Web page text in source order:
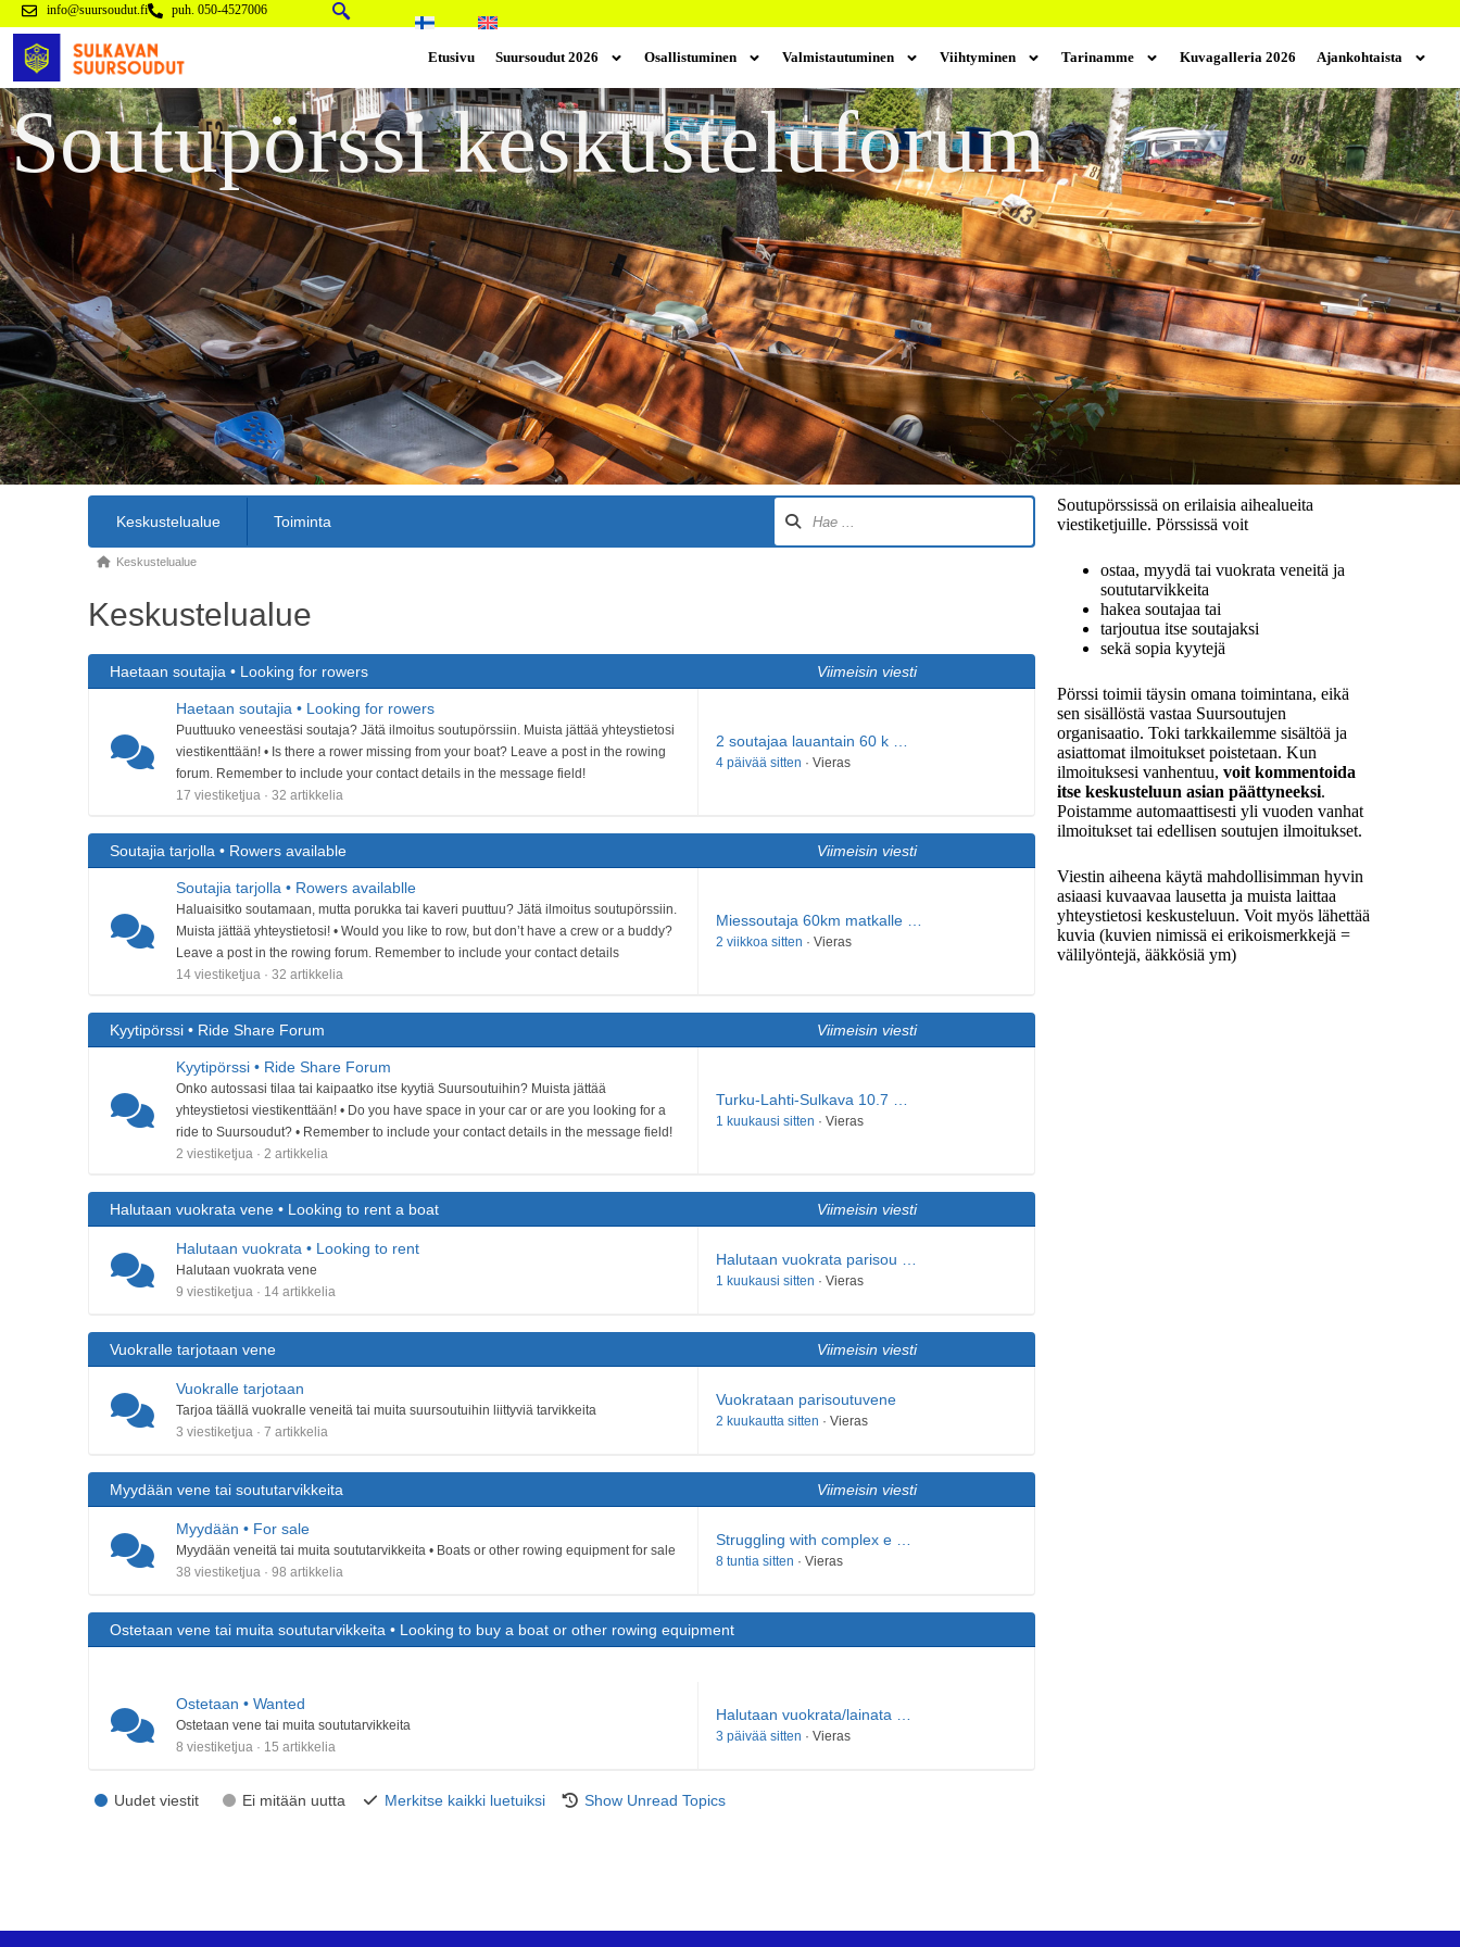
info@suursoudut.fi puh. 050-4527006
Etusivu Suursoudut 2026 Osallistuminen Valmistautuminen Viihtyminen Tarinamme Kuvagalleria 2026 Ajankohtaista
Soutupörssi keskusteluforum
Keskustelualue Toiminta
Keskustelualue
Keskustelualue
Haetaan soutajia • Looking for rowers Viimeisin viesti
Haetaan soutajia • Looking for rowers
Puuttuuko veneestäsi soutaja? Jätä ilmoitus soutupörssiin. Muista jättää yhteystietosi
viestikenttään! • Is there a rower missing from your boat? Leave a post in the rowing
forum. Remember to include your contact details in the message field!
17 viestiketjua · 32 artikkelia
2 soutajaa lauantain 60 k …
4 päivää sitten · Vieras
Soutajia tarjolla • Rowers available Viimeisin viesti
Soutajia tarjolla • Rowers availablle
Haluaisitko soutamaan, mutta porukka tai kaveri puuttuu? Jätä ilmoitus soutupörssiin.
Muista jättää yhteystietosi! • Would you like to row, but don’t have a crew or a buddy?
Leave a post in the rowing forum. Remember to include your contact details
14 viestiketjua · 32 artikkelia
Miessoutaja 60km matkalle …
2 viikkoa sitten · Vieras
Kyytipörssi • Ride Share Forum Viimeisin viesti
Kyytipörssi • Ride Share Forum
Onko autossasi tilaa tai kaipaatko itse kyytiä Suursoutuihin? Muista jättää
yhteystietosi viestikenttään! • Do you have space in your car or are you looking for a
ride to Suursoudut? • Remember to include your contact details in the message field!
2 viestiketjua · 2 artikkelia
Turku-Lahti-Sulkava 10.7 …
1 kuukausi sitten · Vieras
Halutaan vuokrata vene • Looking to rent a boat Viimeisin viesti
Halutaan vuokrata • Looking to rent
Halutaan vuokrata vene
9 viestiketjua · 14 artikkelia
Halutaan vuokrata parisou …
1 kuukausi sitten · Vieras
Vuokralle tarjotaan vene Viimeisin viesti
Vuokralle tarjotaan
Tarjoa täällä vuokralle veneitä tai muita suursoutuihin liittyviä tarvikkeita
3 viestiketjua · 7 artikkelia
Vuokrataan parisoutuvene
2 kuukautta sitten · Vieras
Myydään vene tai soututarvikkeita Viimeisin viesti
Myydään • For sale
Myydään veneitä tai muita soututarvikkeita • Boats or other rowing equipment for sale
38 viestiketjua · 98 artikkelia
Struggling with complex e …
8 tuntia sitten · Vieras
Ostetaan vene tai muita soututarvikkeita • Looking to buy a boat or other rowing equipment
Ostetaan • Wanted
Ostetaan vene tai muita soututarvikkeita
8 viestiketjua · 15 artikkelia
Halutaan vuokrata/lainata …
3 päivää sitten · Vieras
Uudet viestit Ei mitään uutta Merkitse kaikki luetuiksi Show Unread Topics
Soutupörssissä on erilaisia aihealueita
viestiketjuille. Pörssissä voit
ostaa, myydä tai vuokrata veneitä ja
soututarvikkeita
hakea soutajaa tai
tarjoutua itse soutajaksi
sekä sopia kyytejä
Pörssi toimii täysin omana toimintana, eikä
sen sisällöstä vastaa Suursoutujen
organisaatio. Toki tarkkailemme sisältöä ja
asiattomat ilmoitukset poistetaan. Kun
ilmoituksesi vanhentuu, voit kommentoida
itse keskusteluun asian päättyneeksi.
Poistamme automaattisesti yli vuoden vanhat
ilmoitukset tai edellisen soutujen ilmoitukset.
Viestin aiheena käytä mahdollisimman hyvin
asiaasi kuvaavaa lausetta ja muista laittaa
yhteystietosi keskusteluun. Voit myös lähettää
kuvia (kuvien nimissä ei erikoismerkkejä =
välilyöntejä, ääkkösiä ym)